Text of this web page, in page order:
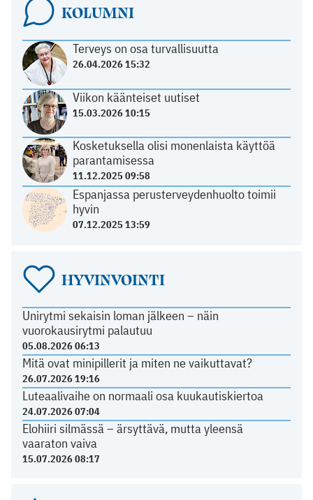
KOLUMNI
Terveys on osa turvallisuutta
26.04.2026 15:32
Viikon käänteiset uutiset
15.03.2026 10:15
Kosketuksella olisi monenlaista käyttöä
parantamisessa
11.12.2025 09:58
Espanjassa perusterveydenhuolto toimii
hyvin
07.12.2025 13:59
HYVINVOINTI
Unirytmi sekaisin loman jälkeen – näin
vuorokausirytmi palautuu
05.08.2026 06:13
Mitä ovat minipillerit ja miten ne vaikuttavat?
26.07.2026 19:16
Luteaalivaihe on normaali osa kuukautiskiertoa
24.07.2026 07:04
Elohiiri silmässä – ärsyttävä, mutta yleensä
vaaraton vaiva
15.07.2026 08:17